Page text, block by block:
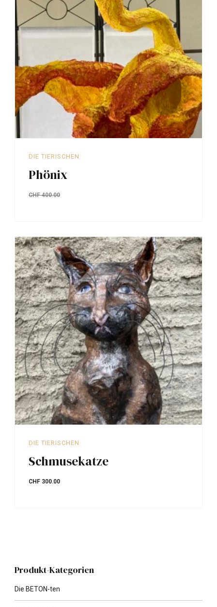
DIE TIERISCHEN
Phönix
CHF400.00
DIE TIERISCHEN
Schmusekatze
CHF 300.00
Produkt-Kategorien
Die BETON-ten